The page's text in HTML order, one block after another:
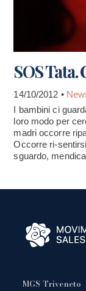
SOS Tata.
14/10/2012 •
I bambini ci
loro modo per
madri occorre
Occorre ri-
sguardo,
MGS Triveneto